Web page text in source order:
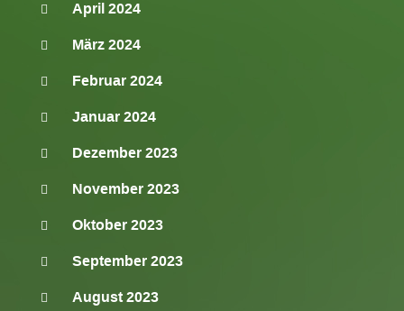
April 2024
März 2024
Februar 2024
Januar 2024
Dezember 2023
November 2023
Oktober 2023
September 2023
August 2023